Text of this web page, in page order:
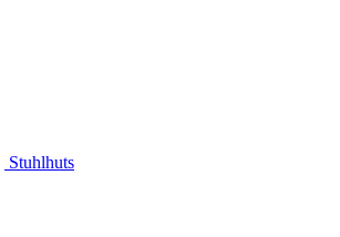
Stuhlhuts